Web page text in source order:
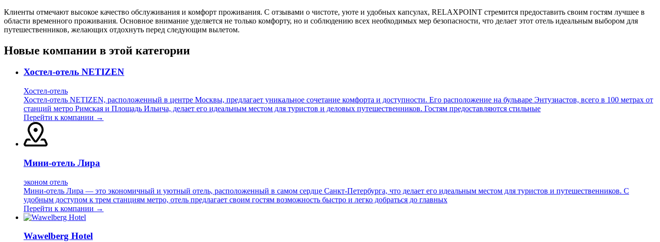
Клиенты отмечают высокое качество обслуживания и комфорт проживания. С отзывами о чистоте, уюте и удобных капсулах, RELAXPOINT стремится предоставить своим гостям лучшее в
области временного проживания. Основное внимание уделяется не только комфорту, но и соблюдению всех необходимых мер безопасности, что делает этот отель идеальным выбором для
путешественников, желающих отдохнуть перед следующим вылетом.
Новые компании в этой категории
Хостел-отель NETIZEN
Хостел-отель
Хостел-отель NETIZEN, расположенный в центре Москвы, предлагает уникальное сочетание комфорта и доступности. Его расположение на бульваре Энтузиастов, всего в 100 метрах от
станций метро Римская и Площадь Ильича, делает его идеальным местом для туристов и деловых путешественников. Гостям предоставляются стильные
Перейти к компании →
Мини-отель Лира
эконом отель
Мини-отель Лира — это экономичный и уютный отель, расположенный в самом сердце Санкт-Петербурга, что делает его идеальным местом для туристов и путешественников. С
удобным доступом к трем станциям метро, отель предлагает своим гостям возможность быстро и легко добраться до главных
Перейти к компании →
Wawelberg Hotel